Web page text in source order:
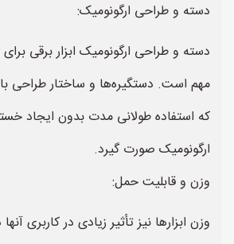
دسته و طراحی ارگونومیک:
دسته و طراحی ارگونومیک ابزار برقی برای
مهم است. دستگیره‌ها و ساختار طراحی
که استفاده طولانی مدت بدون ایجاد
ارگونومیک صورت گیرد.
وزن و قابلیت حمل:
وزن ابزارها نیز تأثیر زیادی در کاربری